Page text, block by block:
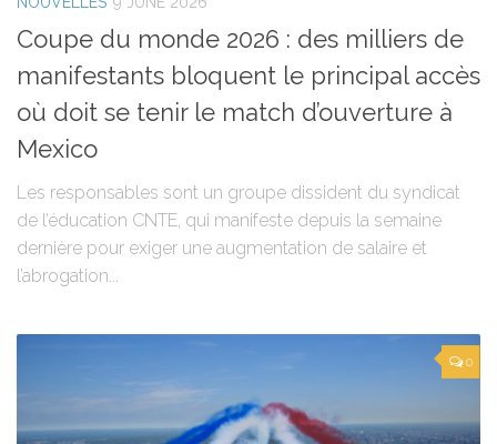
Coupe du monde 2026 : des milliers de
manifestants bloquent le principal accès
où doit se tenir le match d’ouverture à
Mexico
Les responsables sont un groupe dissident du syndicat
de l’éducation CNTE, qui manifeste depuis la semaine
dernière pour exiger une augmentation de salaire et
l’abrogation...
0